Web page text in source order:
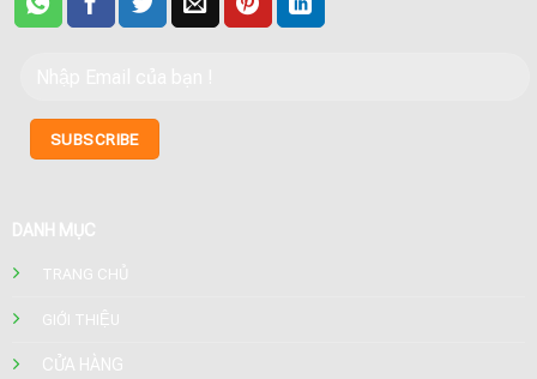
DANH MỤC
TRANG CHỦ
GIỚI THIỆU
CỬA HÀNG